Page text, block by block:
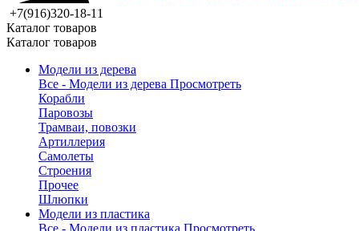
+7(916)320-18-11
Каталог товаров
Каталог товаров
Модели из дерева
Все - Модели из дерева Просмотреть
Корабли
Паровозы
Трамваи, повозки
Артиллерия
Самолеты
Строения
Прочее
Шлюпки
Модели из пластика
Все - Модели из пластика Просмотреть